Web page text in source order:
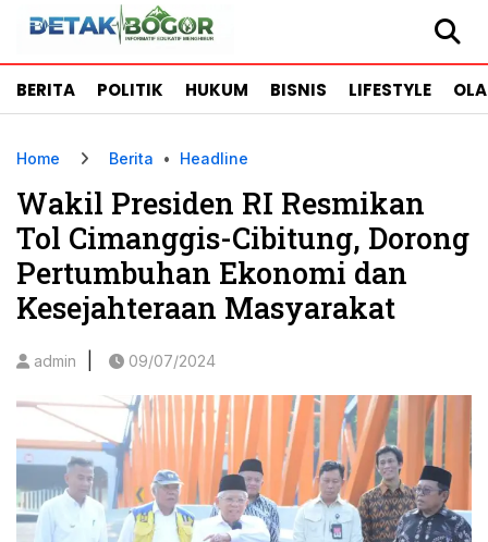
BERITA POLITIK HUKUM BISNIS LIFESTYLE
Home Berita • Headline
Wakil Presiden RI Resmikan
Tol Cimanggis-Cibitung, Dorong
Pertumbuhan Ekonomi dan
Kesejahteraan Masyarakat
admin 09/07/2024